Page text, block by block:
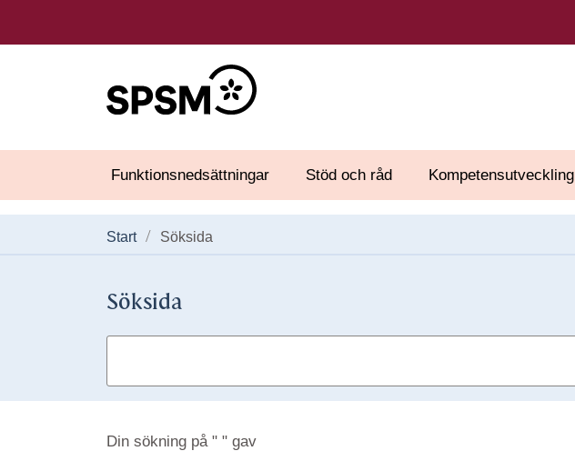
Funktionsnedsättningar Stöd och råd Kompetensutveckling
Start Söksida
Söksida
Din sökning på " " gav